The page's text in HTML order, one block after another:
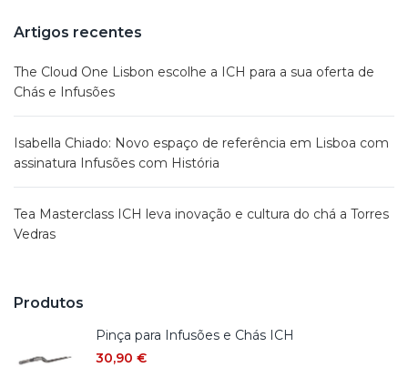
Artigos recentes
The Cloud One Lisbon escolhe a ICH para a sua oferta de
Chás e Infusões
Isabella Chiado: Novo espaço de referência em Lisboa com
assinatura Infusões com História
Tea Masterclass ICH leva inovação e cultura do chá a Torres
Vedras
Produtos
Pinça para Infusões e Chás ICH
30,90 €